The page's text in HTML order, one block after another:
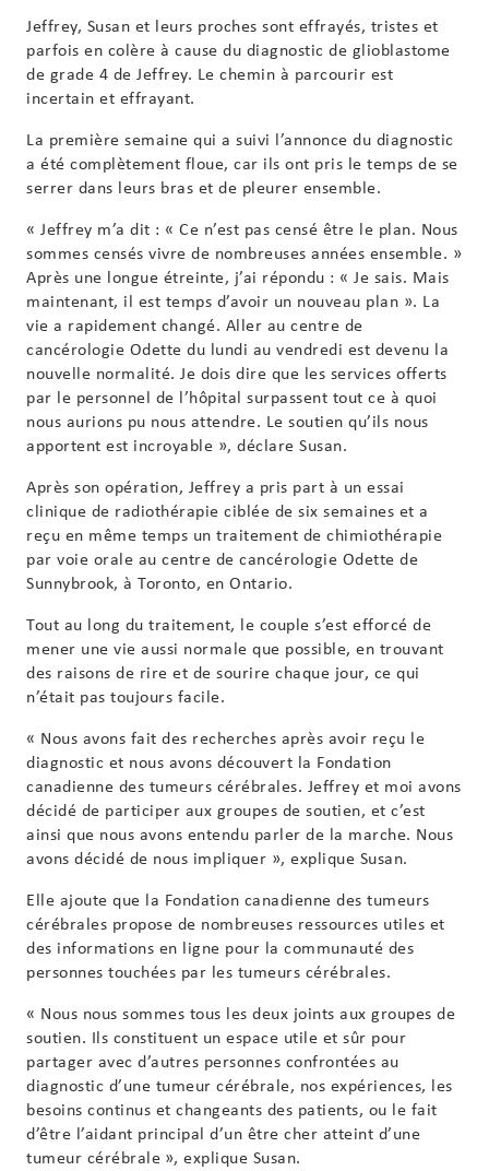
Jeffrey, Susan et leurs proches sont effrayés, tristes et
parfois en colère à cause du diagnostic de glioblastome
de grade 4 de Jeffrey. Le chemin à parcourir est
incertain et effrayant.
La première semaine qui a suivi l’annonce du diagnostic
a été complètement floue, car ils ont pris le temps de se
serrer dans leurs bras et de pleurer ensemble.
« Jeffrey m’a dit : « Ce n’est pas censé être le plan. Nous
sommes censés vivre de nombreuses années ensemble. »
Après une longue étreinte, j’ai répondu : « Je sais. Mais
maintenant, il est temps d’avoir un nouveau plan ». La
vie a rapidement changé. Aller au centre de
cancérologie Odette du lundi au vendredi est devenu la
nouvelle normalité. Je dois dire que les services offerts
par le personnel de l’hôpital surpassent tout ce à quoi
nous aurions pu nous attendre. Le soutien qu’ils nous
apportent est incroyable », déclare Susan.
Après son opération, Jeffrey a pris part à un essai
clinique de radiothérapie ciblée de six semaines et a
reçu en même temps un traitement de chimiothérapie
par voie orale au centre de cancérologie Odette de
Sunnybrook, à Toronto, en Ontario.
Tout au long du traitement, le couple s’est efforcé de
mener une vie aussi normale que possible, en trouvant
des raisons de rire et de sourire chaque jour, ce qui
n’était pas toujours facile.
« Nous avons fait des recherches après avoir reçu le
diagnostic et nous avons découvert la Fondation
canadienne des tumeurs cérébrales. Jeffrey et moi avons
décidé de participer aux groupes de soutien, et c’est
ainsi que nous avons entendu parler de la marche. Nous
avons décidé de nous impliquer », explique Susan.
Elle ajoute que la Fondation canadienne des tumeurs
cérébrales propose de nombreuses ressources utiles et
des informations en ligne pour la communauté des
personnes touchées par les tumeurs cérébrales.
« Nous nous sommes tous les deux joints aux groupes de
soutien. Ils constituent un espace utile et sûr pour
partager avec d’autres personnes confrontées au
diagnostic d’une tumeur cérébrale, nos expériences, les
besoins continus et changeants des patients, ou le fait
d’être l’aidant principal d’un être cher atteint d’une
tumeur cérébrale », explique Susan.